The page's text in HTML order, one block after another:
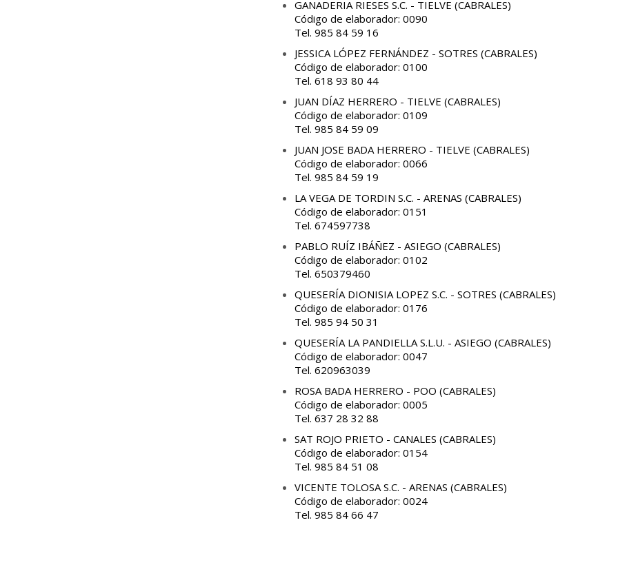
GANADERIA RIESES S.C. - TIELVE (CABRALES)
Código de elaborador: 0090
Tel. 985 84 59 16
JESSICA LÓPEZ FERNÁNDEZ - SOTRES (CABRALES)
Código de elaborador: 0100
Tel. 618 93 80 44
JUAN DÍAZ HERRERO - TIELVE (CABRALES)
Código de elaborador: 0109
Tel. 985 84 59 09
JUAN JOSE BADA HERRERO - TIELVE (CABRALES)
Código de elaborador: 0066
Tel. 985 84 59 19
LA VEGA DE TORDIN S.C. - ARENAS (CABRALES)
Código de elaborador: 0151
Tel. 674597738
PABLO RUÍZ IBÁÑEZ - ASIEGO (CABRALES)
Código de elaborador: 0102
Tel. 650379460
QUESERÍA DIONISIA LOPEZ S.C. - SOTRES (CABRALES)
Código de elaborador: 0176
Tel. 985 94 50 31
QUESERÍA LA PANDIELLA S.L.U. - ASIEGO (CABRALES)
Código de elaborador: 0047
Tel. 620963039
ROSA BADA HERRERO - POO (CABRALES)
Código de elaborador: 0005
Tel. 637 28 32 88
SAT ROJO PRIETO - CANALES (CABRALES)
Código de elaborador: 0154
Tel. 985 84 51 08
VICENTE TOLOSA S.C. - ARENAS (CABRALES)
Código de elaborador: 0024
Tel. 985 84 66 47